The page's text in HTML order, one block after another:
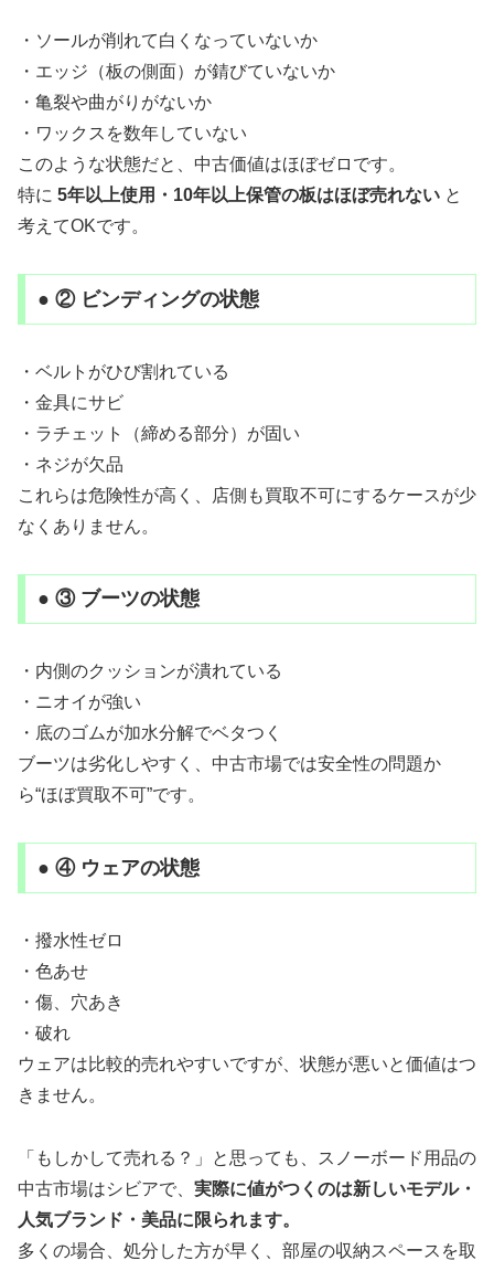
・ソールが削れて白くなっていないか
・エッジ（板の側面）が錆びていないか
・亀裂や曲がりがないか
・ワックスを数年していない
このような状態だと、中古価値はほぼゼロです。
特に 5年以上使用・10年以上保管の板はほぼ売れない と
考えてOKです。
● ② ビンディングの状態
・ベルトがひび割れている
・金具にサビ
・ラチェット（締める部分）が固い
・ネジが欠品
これらは危険性が高く、店側も買取不可にするケースが少
なくありません。
● ③ ブーツの状態
・内側のクッションが潰れている
・ニオイが強い
・底のゴムが加水分解でベタつく
ブーツは劣化しやすく、中古市場では安全性の問題か
ら“ほぼ買取不可”です。
● ④ ウェアの状態
・撥水性ゼロ
・色あせ
・傷、穴あき
・破れ
ウェアは比較的売れやすいですが、状態が悪いと価値はつ
きません。
「もしかして売れる？」と思っても、スノーボード用品の
中古市場はシビアで、 実際に値がつくのは新しいモデル・
人気ブランド・美品に限られます。
多くの場合、処分した方が早く、部屋の収納スペースを取